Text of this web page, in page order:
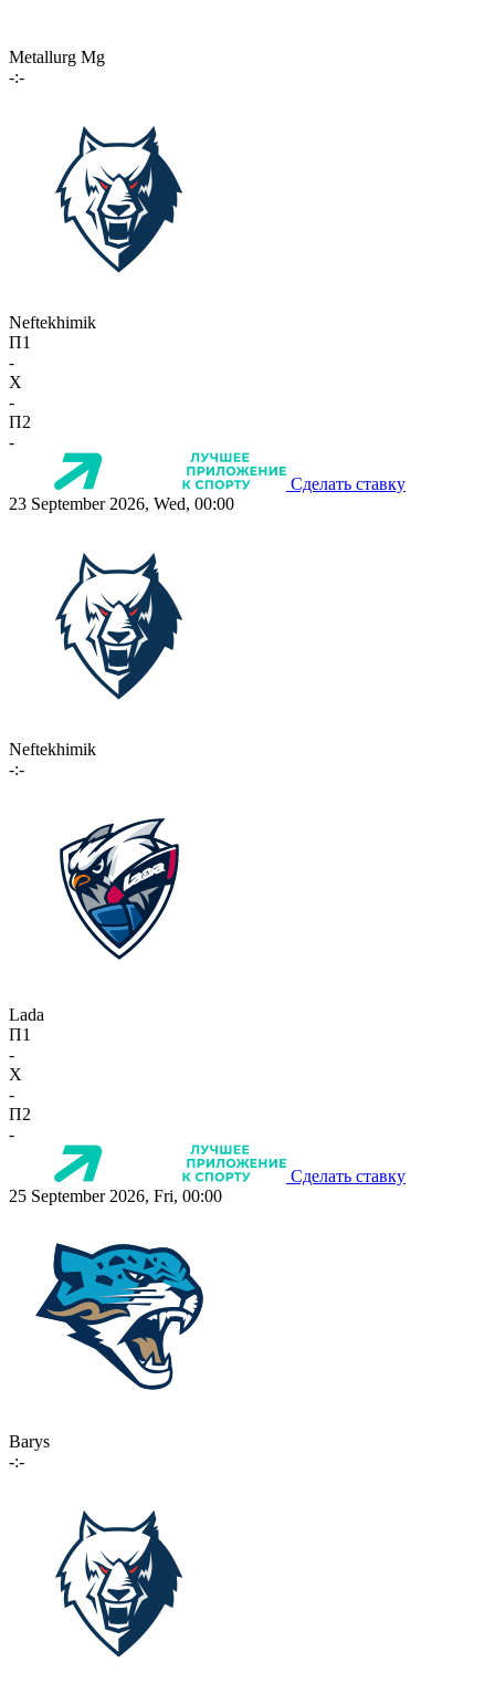
Metallurg Mg
-:-
Neftekhimik
П1
-
X
-
П2
-
Сделать ставку
23 September 2026, Wed, 00:00
Neftekhimik
-:-
Lada
П1
-
X
-
П2
-
Сделать ставку
25 September 2026, Fri, 00:00
Barys
-:-